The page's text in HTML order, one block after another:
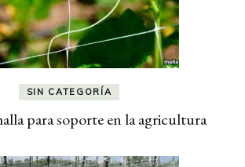
SIN CATEGORÍA
para soporte en la agricultura